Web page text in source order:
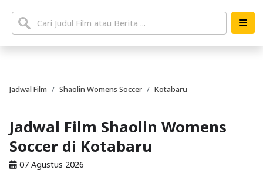
Jadwal Film Shaolin Womens Soccer Kotabaru
Jadwal Film Shaolin Womens
Soccer di Kotabaru
07 Agustus 2026